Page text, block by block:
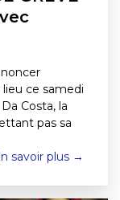
ce samedi
Costa, la
pas sa
savoir plus →